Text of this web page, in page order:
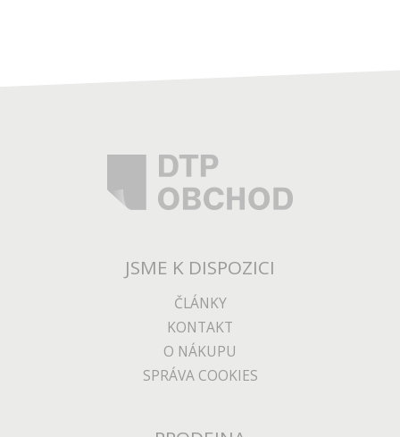
JSME K DISPOZICI
ČLÁNKY
KONTAKT
O NÁKUPU
SPRÁVA COOKIES